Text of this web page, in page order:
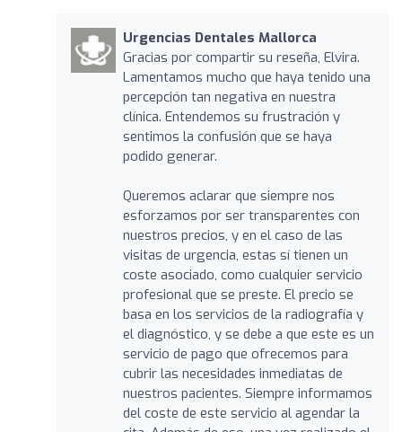
Urgencias Dentales Mallorca
Gracias por compartir su reseña, Elvira.
Lamentamos mucho que haya tenido una
percepción tan negativa en nuestra
clínica. Entendemos su frustración y
sentimos la confusión que se haya
podido generar.
Queremos aclarar que siempre nos
esforzamos por ser transparentes con
nuestros precios, y en el caso de las
visitas de urgencia, estas sí tienen un
coste asociado, como cualquier servicio
profesional que se preste. El precio se
basa en los servicios de la radiografía y
el diagnóstico, y se debe a que este es un
servicio de pago que ofrecemos para
cubrir las necesidades inmediatas de
nuestros pacientes. Siempre informamos
del coste de este servicio al agendar la